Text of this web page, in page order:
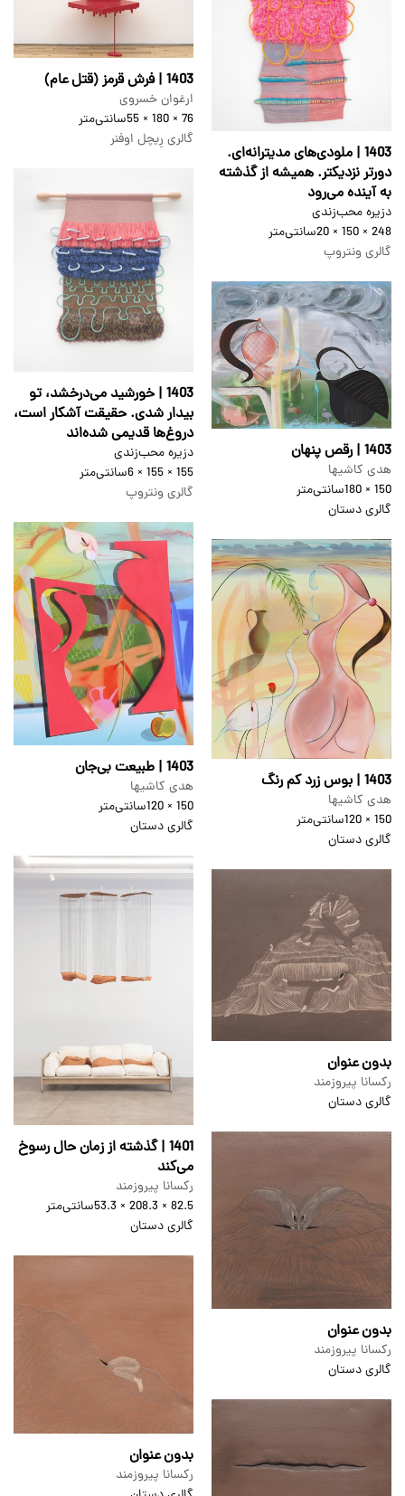
1403 | فرش قرمز (قتل عام)
ارغوان خسروی
76 × 180 × 55
سانتی‌متر
گالری رِیچل اوفنر
1403 | ملودی‌های مدیترانه‌ای.
دورتر نزدیکتر. همیشه از گذشته
به آینده می‌رود
دزیره محب‌زندی
248 × 150 × 20
سانتی‌متر
گالری ونتروپ
1403 | خورشید می‌درخشد، تو
بیدار شدی. حقیقت آشکار است،
دروغ‌ها قدیمی شده‌اند
دزیره محب‌زندی
155 × 155 × 6
سانتی‌متر
گالری ونتروپ
1403 | رقص پنهان
هدی کاشیها
150 × 180
سانتی‌متر
گالری دستان
1403 | طبیعت بی‌جان
هدی کاشیها
150 × 120
سانتی‌متر
گالری دستان
1403 | بوس زرد کم رنگ
هدی کاشیها
150 × 120
سانتی‌متر
گالری دستان
1401 | گذشته از زمان حال رسوخ
می‌کند
رکسانا پیروزمند
82.5 × 208.3 × 53.3
سانتی‌متر
گالری دستان
بدون عنوان
رکسانا پیروزمند
گالری دستان
بدون عنوان
رکسانا پیروزمند
گالری دستان
بدون عنوان
رکسانا پیروزمند